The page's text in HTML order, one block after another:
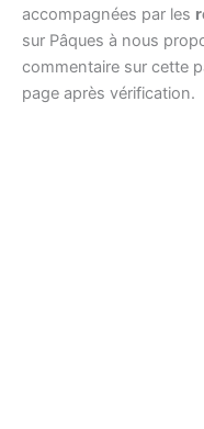
accompagnées par les
sur Pâques à nous
commentaire sur cette
page après vérification.